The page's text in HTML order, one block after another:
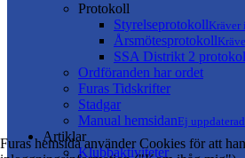
Protokoll
Styrelseprotokoll
Årsmötesprotokoll
SSA Distrikt 2
Ordföranden har ordet
Furas Tidskrifter
Stadgar
Manual hemsidanEj
Artiklar
Klubbaktiviteter
Furas hemsida använder Cookies för att